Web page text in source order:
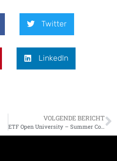
Twitter
LinkedIn
VOLGENDE BERICHT
ETF Open University – Summer Colloquium